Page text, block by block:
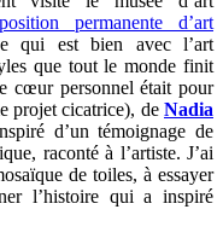
permanente d’art
qui est bien avec l’art
que tout le monde finit
cœur personnel était pour
projet cicatrice), de Nadia
d’un témoignage de
raconté à l’artiste. J’ai
de toiles, à essayer
l’histoire qui a inspiré